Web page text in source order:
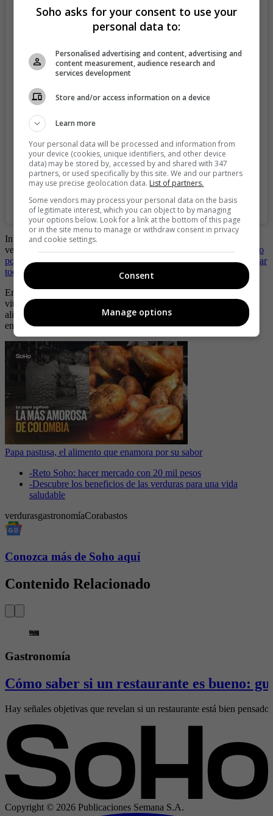
View this post on Instagram
A post shared by Revista SoHo (@revistasoho)
Invitamos a todas las personas a incluir una amplia variedad de
verduras en su dieta diaria. Se recomienda consumir almenos cinco
porciones al día, eligiendo diferentes colores y tipos para aprovechar
todos los beneficios nutricionales que ofrecen.
En resumen, las verduras son un tesoro nutricional que nos brinda
vitalidad y bienestar. Al incorporarlas de manera regular en nuestra
alimentación, estaremos fortaleciendo nuestra salud y previniendo
enfermedades.
Papa pastusa, el alimento que enamora por su sabor
-Reto Soho: hacer mercado con 20 mil pesos
-Descubre los beneficios de las verduras para una vida
saludable
verdurasgastronomíaCorabastos
Conozca más de Soho aquí
Contenido Relacionado
Gastronomía
Cómo saber si un restaurante es bueno:
Hay señales objetivas que revelan si un restaurante está bien
Copyright © 2026 Publicaciones Semana S.A.
Soho asks for your consent to use your
personal data to:
Personalised advertising and content, advertising and
content measurement, audience research and
services development
Store and/or access information on a device
Learn more
Your personal data will be processed and information from
your device (cookies, unique identifiers, and other device
data) may be stored by, accessed by and shared with 347
partners, or used specifically by this site. We and our partners
may use precise geolocation data. List of partners.
Some vendors may process your personal data on the basis
of legitimate interest, which you can object to by managing
your options below. Look for a link at the bottom of this page
or in the site menu to manage or withdraw consent in privacy
and cookie settings.
Consent
Manage options